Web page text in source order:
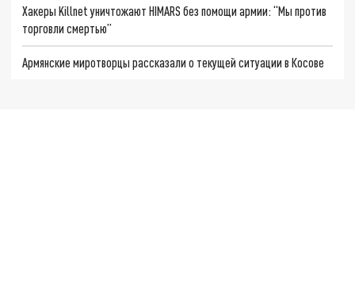
Хакеры Killnet уничтожают HIMARS без помощи армии: “Мы против
торговли смертью”
Армянские миротворцы рассказали о текущей ситуации в Косове